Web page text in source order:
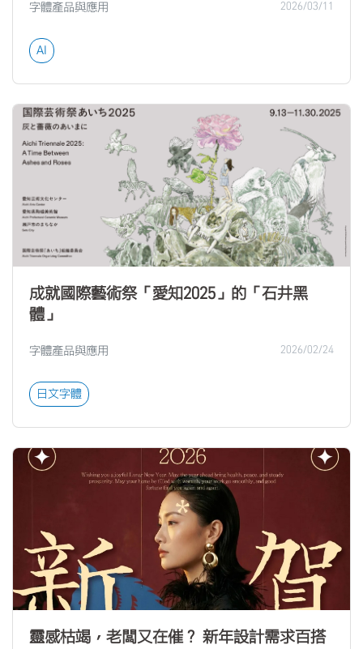
字體產品與應用 2026/03/11
AI
成就國際藝術祭「愛知2025」的「石井黑
體」
字體產品與應用 2026/02/24
日文字體
靈感枯竭，老闆又在催？ 新年設計需求百搭